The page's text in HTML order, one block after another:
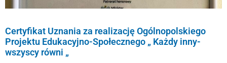
Certyfikat Uznania za realizację Ogólnopolskiego
Projektu Edukacyjno-Społecznego „ Każdy inny-
wszyscy równi „